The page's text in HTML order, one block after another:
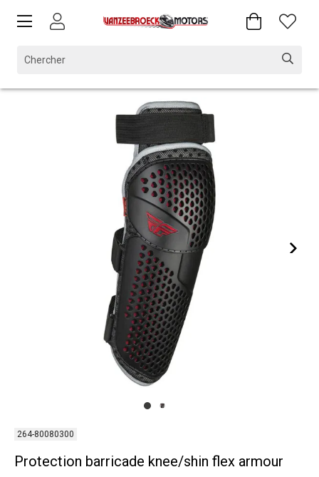
264-80080300
Protection barricade knee/shin flex armour